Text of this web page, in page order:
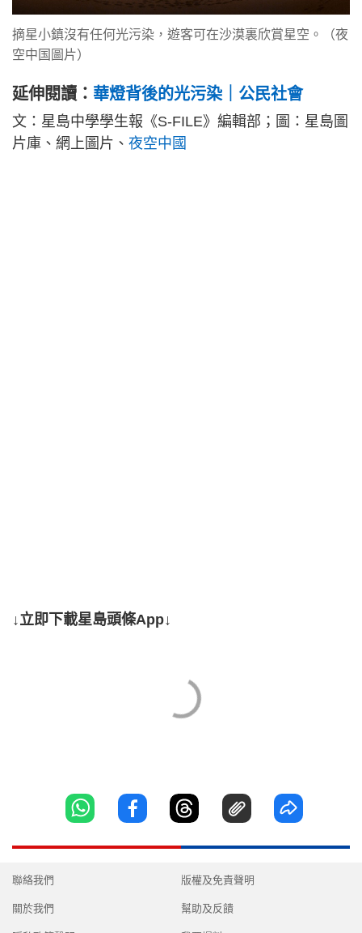
摘星小鎮沒有任何光污染，遊客可在沙漠裏欣賞星空。（夜
空中国圖片）
延伸閱讀： 華燈背後的光污染｜公民社會
文：星島中學學生報《S-FILE》編輯部；圖：星島圖
片庫、網上圖片、 夜空中國
↓立即下載星島頭條App↓
聯絡我們
關於我們
版權及免責聲明
幫助及反饋